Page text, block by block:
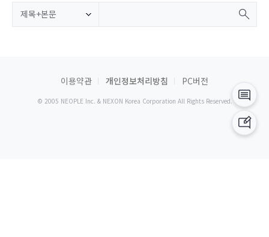
제목+본문
이용약관 개인정보처리방침 PC버전
© 2005 NEOPLE Inc. & NEXON Korea Corporation All Rights Reserved.